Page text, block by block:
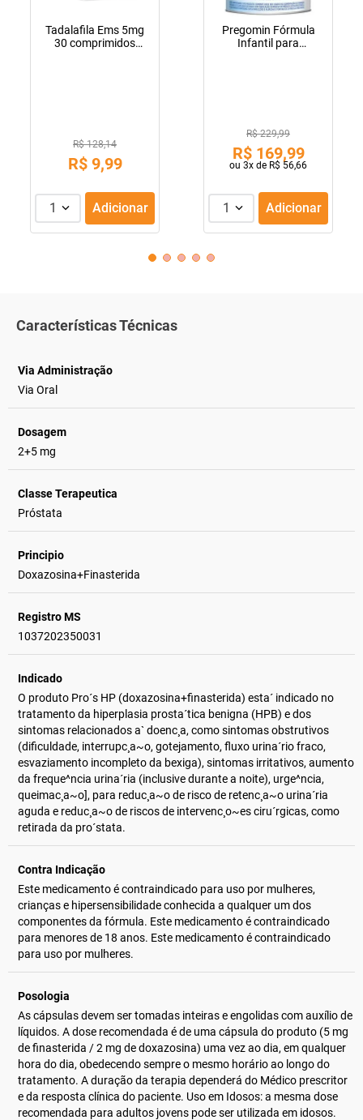
Tadalafila Ems 5mg
30 comprimidos
R$ 128,14
R$ 9,99
1 Adicionar
Pregomin Fórmula
Infantil para
R$ 229,99
R$ 169,99
ou 3x de R$ 56,66
1 Adicionar
Características Técnicas
Via Administração
Via Oral
Dosagem
2+5 mg
Classe Terapeutica
Próstata
Principio
Doxazosina+Finasterida
Registro MS
1037202350031
Indicado
O produto Pro´s HP (doxazosina+finasterida) esta´ indicado no
tratamento da hiperplasia prosta´tica benigna (HPB) e dos
sintomas relacionados a` doenc¸a, como sintomas obstrutivos
(dificuldade, interrupc¸a~o, gotejamento, fluxo urina´rio fraco,
esvaziamento incompleto da bexiga), sintomas irritativos, aumento
da freque^ncia urina´ria (inclusive durante a noite), urge^ncia,
queimac¸a~o], para reduc¸a~o de risco de retenc¸a~o urina´ria
aguda e reduc¸a~o de riscos de intervenc¸o~es ciru´rgicas, como
retirada da pro´stata.
Contra Indicação
Este medicamento é contraindicado para uso por mulheres,
crianças e hipersensibilidade conhecida a qualquer um dos
componentes da fórmula. Este medicamento é contraindicado
para menores de 18 anos. Este medicamento é contraindicado
para uso por mulheres.
Posologia
As cápsulas devem ser tomadas inteiras e engolidas com auxílio de
líquidos. A dose recomendada é de uma cápsula do produto (5 mg
de finasterida / 2 mg de doxazosina) uma vez ao dia, em qualquer
hora do dia, obedecendo sempre o mesmo horário ao longo do
tratamento. A duração da terapia dependerá do Médico prescritor
e da resposta clínica do paciente. Uso em Idosos: a mesma dose
recomendada para adultos jovens pode ser utilizada em idosos.